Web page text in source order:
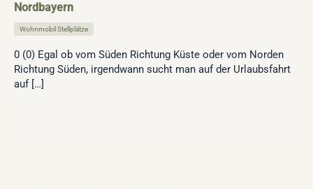
Nordbayern
Wohnmobil Stellplätze
0 (0) Egal ob vom Süden Richtung Küste oder vom Norden
Richtung Süden, irgendwann sucht man auf der Urlaubsfahrt
auf […]